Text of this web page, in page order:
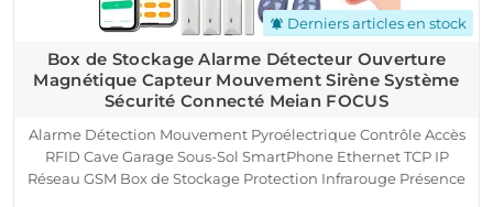
notifications_active Derniers articles en stock
Box de Stockage Alarme Détecteur Ouverture
Magnétique Capteur Mouvement Sirène Système
Sécurité Connecté Meian FOCUS
Alarme Détection Mouvement Pyroélectrique Contrôle Accès
RFID Cave Garage Sous-Sol SmartPhone Ethernet TCP IP
Réseau GSM Box de Stockage Protection Infrarouge Présence